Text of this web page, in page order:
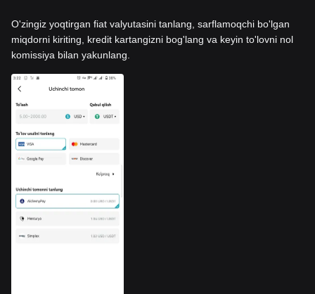
O'zingiz yoqtirgan fiat valyutasini tanlang, sarflamoqchi bo'lgan
miqdorni kiriting, kredit kartangizni bog'lang va keyin to'lovni nol
komissiya bilan yakunlang.